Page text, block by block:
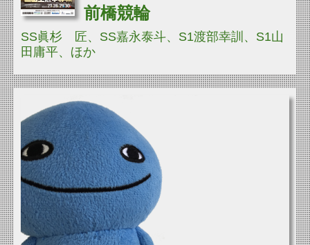
前橋競輪
SS眞杉 匠、SS嘉永泰斗、S1渡部幸訓、S1山
田庸平、 ほか